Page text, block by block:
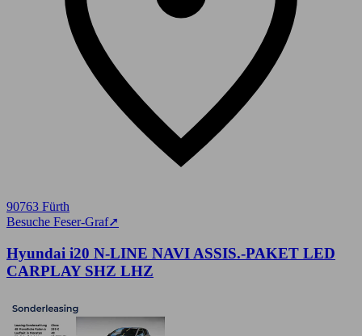
90763 Fürth
Besuche Feser-Graf➚
Hyundai i20 N-LINE NAVI ASSIS.-PAKET LED
CARPLAY SHZ LHZ